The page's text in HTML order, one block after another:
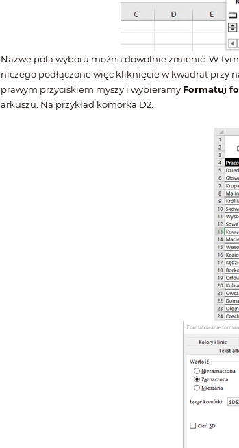
Nazwę pola wyboru można dowolnie zmienić. W
niczego podłączone więc kliknięcie w kwadrat
prawym przyciskiem myszy i wybieramy Formatuj
arkuszu. Na przykład komórka D2.